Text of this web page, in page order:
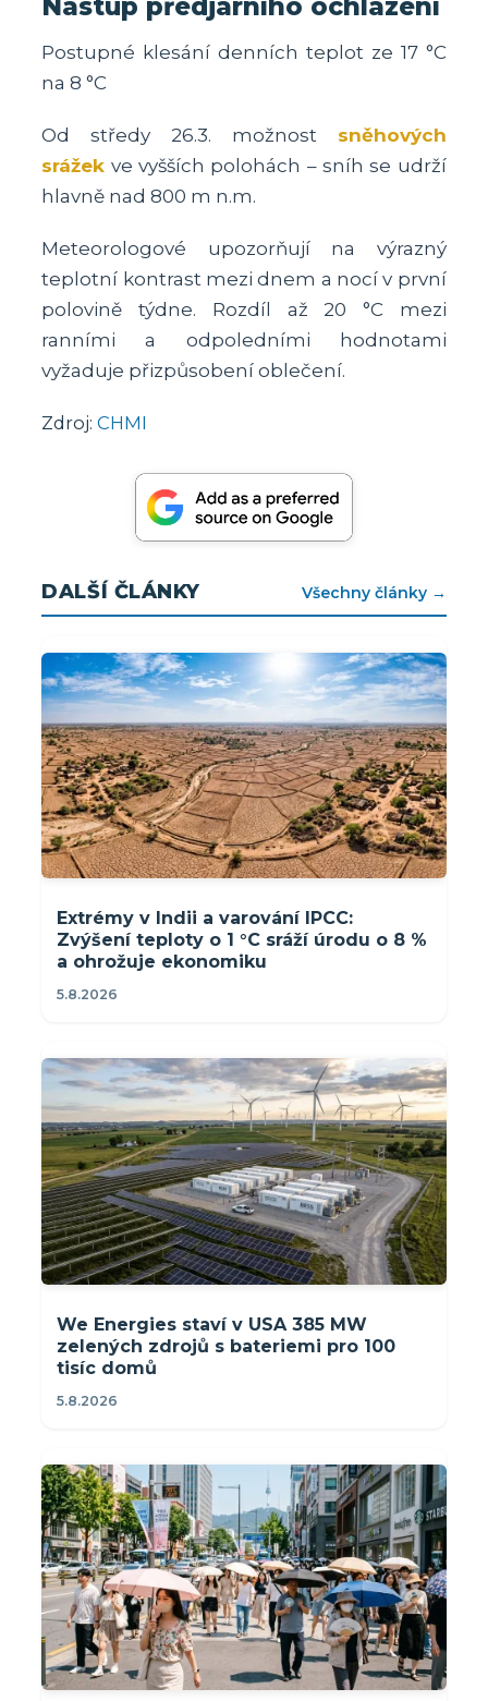
Nástup předjarního ochlazení
Postupné klesání denních teplot ze 17 °C
na 8 °C
Od středy 26.3. možnost sněhových
srážek ve vyšších polohách – sníh se udrží
hlavně nad 800 m n.m.
Meteorologové upozorňují na výrazný
teplotní kontrast mezi dnem a nocí v první
polovině týdne. Rozdíl až 20 °C mezi
ranními a odpoledními hodnotami
vyžaduje přizpůsobení oblečení.
Zdroj:CHMI
DALŠÍ ČLÁNKY Všechny články →
Extrémy v Indii a varování IPCC:
Zvýšení teploty o 1 °C sráží úrodu o 8 %
a ohrožuje ekonomiku
5.8.2026
We Energies staví v USA 385 MW
zelených zdrojů s bateriemi pro 100
tisíc domů
5.8.2026